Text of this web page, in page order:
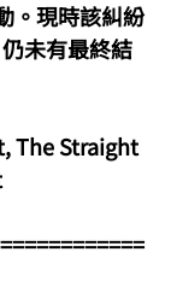
。現時該糾紛
未有最終結
The Straight